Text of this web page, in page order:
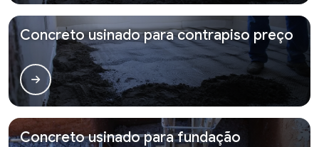
Concreto usinado para contrapiso preço
Concreto usinado para fundação